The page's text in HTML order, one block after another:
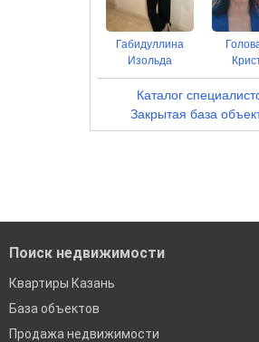
Габидуллина
Изольда
Каталог
Закрытая база
Поиск недвижимости
Квартиры Казань
База объектов
Продажа недвижимости